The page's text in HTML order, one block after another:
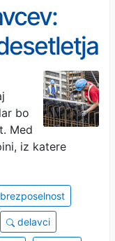
gradil
bo
Med
iz katere
brezposelnost
delavci